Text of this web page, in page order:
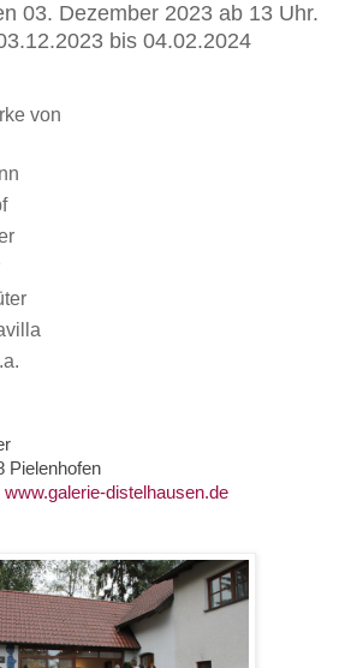
03. Dezember 2023 ab 13 Uhr.
bis 04.02.2024
von
Pielenhofen
www.galerie-distelhausen.de